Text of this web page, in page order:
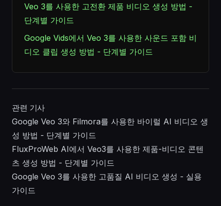
Veo 3를 사용한 고전환 제품 비디오 생성 방법 -
단계별 가이드
Google Vids에서 Veo 3를 사용한 사운드 포함 비
디오 클립 생성 방법 - 단계별 가이드
관련 기사
Google Veo 3와 Filmora를 사용한 바이럴 AI 비디오 생
성 방법 - 단계별 가이드
FluxProWeb AI에서 Veo3를 사용한 제품-비디오 콘텐
츠 생성 방법 - 단계별 가이드
Google Veo 3를 사용한 고품질 AI 비디오 생성 - 실용
가이드